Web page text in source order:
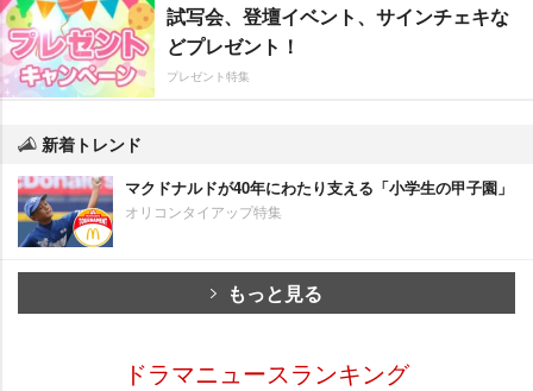
試写会、登壇イベント、サインチェキな
どプレゼント！
プレゼント特集
新着トレンド
マクドナルドが40年にわたり支える「小学生の甲子園」
オリコンタイアップ特集
もっと見る
ドラマニュースランキング